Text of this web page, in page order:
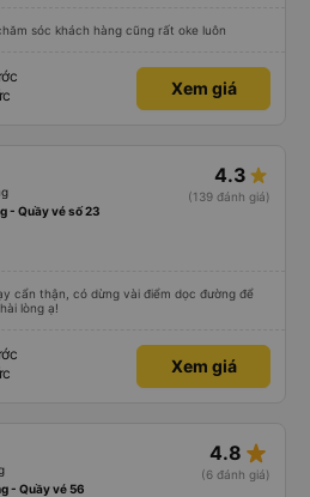
sóc khách hàng cũng rất oke luôn
Xem giá
4.3
(139 đánh giá)
- Quầy vé số 23
cẩn thận, có dừng vài điểm dọc đường để
lòng ạ!
Xem giá
4.8 star_rate
(6 đánh giá)
- Quầy vé 56